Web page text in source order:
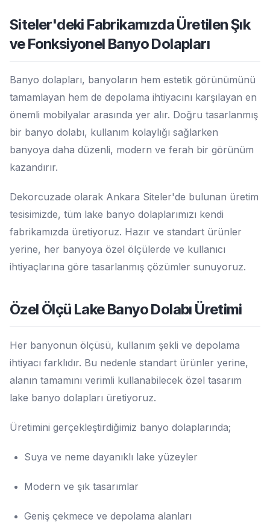
Siteler'deki Fabrikamızda Üretilen Şık
ve Fonksiyonel Banyo Dolapları
Banyo dolapları, banyoların hem estetik görünümünü
tamamlayan hem de depolama ihtiyacını karşılayan en
önemli mobilyalar arasında yer alır. Doğru tasarlanmış
bir banyo dolabı, kullanım kolaylığı sağlarken
banyoya daha düzenli, modern ve ferah bir görünüm
kazandırır.
Dekorcuzade olarak Ankara Siteler'de bulunan üretim
tesisimizde, tüm lake banyo dolaplarımızı kendi
fabrikamızda üretiyoruz. Hazır ve standart ürünler
yerine, her banyoya özel ölçülerde ve kullanıcı
ihtiyaçlarına göre tasarlanmış çözümler sunuyoruz.
Özel Ölçü Lake Banyo Dolabı Üretimi
Her banyonun ölçüsü, kullanım şekli ve depolama
ihtiyacı farklıdır. Bu nedenle standart ürünler yerine,
alanın tamamını verimli kullanabilecek özel tasarım
lake banyo dolapları üretiyoruz.
Üretimini gerçekleştirdiğimiz banyo dolaplarında;
Suya ve neme dayanıklı lake yüzeyler
Modern ve şık tasarımlar
Geniş çekmece ve depolama alanları